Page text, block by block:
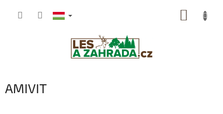
KOSÁR
AMIVIT